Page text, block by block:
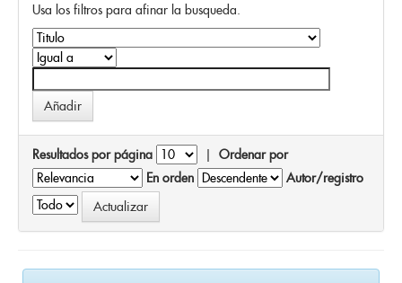
Usa los filtros para afinar la busqueda.
Resultados por página | Ordenar por
En orden
Autor/registro